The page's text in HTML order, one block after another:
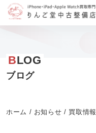
ン
ス
BLOG
ブログ
ホーム / お知らせ / 買取情報